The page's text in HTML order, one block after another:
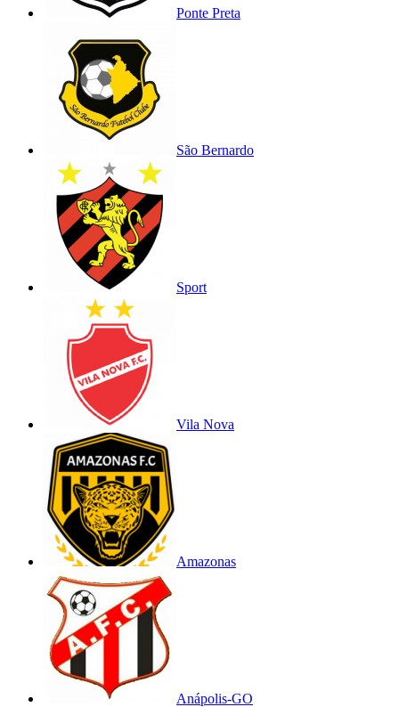
Ponte Preta
São Bernardo
Sport
Vila Nova
Amazonas
Anápolis-GO